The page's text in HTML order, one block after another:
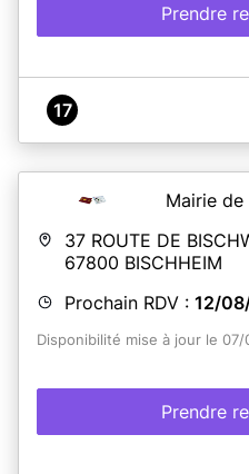
Prendre
17
Mairie de
37 ROUTE DE
67800 BISCHHEIM
Prochain RDV : 12/
Disponibilité mise à jour le
Prendre